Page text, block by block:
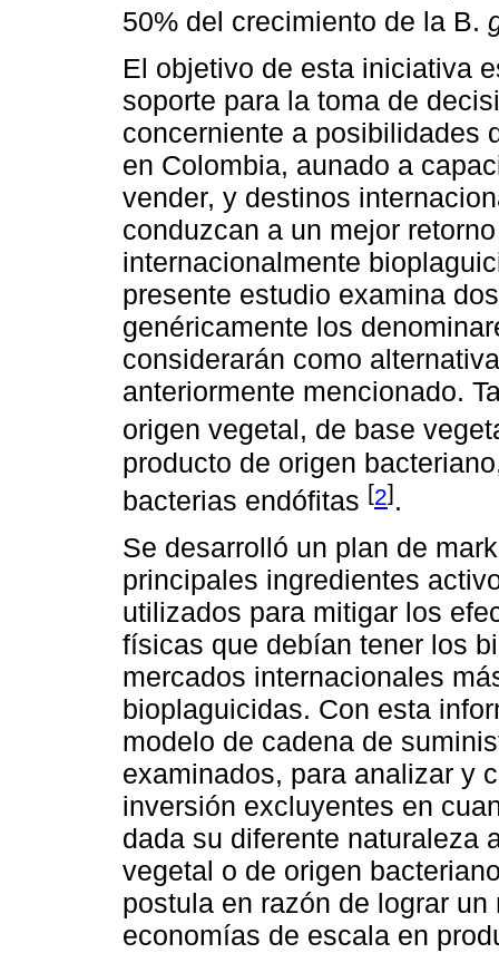
50% del crecimiento de la B.
El objetivo de esta iniciativa
soporte para la toma de
concerniente a posibilidades
en Colombia, aunado a
vender, y destinos
conduzcan a un mejor
internacionalmente
presente estudio examina
genéricamente los
considerarán como
anteriormente mencionado.
origen vegetal, de base
producto de origen
bacterias endófitas [2].
Se desarrolló un plan de
principales ingredientes
utilizados para mitigar los
físicas que debían tener los
mercados internacionales
bioplaguicidas. Con esta
modelo de cadena de
examinados, para analizar y
inversión excluyentes en
dada su diferente naturaleza
vegetal o de origen
postula en razón de lograr
economías de escala en